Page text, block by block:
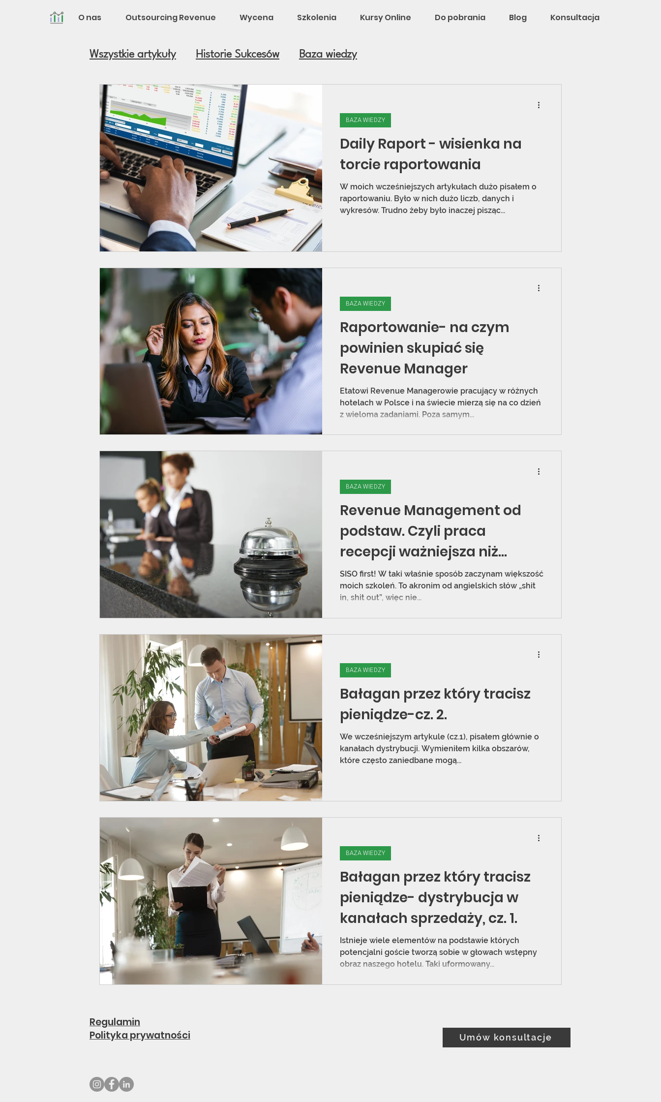
O nas Outsourcing Revenue Wycena Szkolenia Kursy Online Do pobrania Blog Konsultacja
Wszystkie artykuły Historie Sukcesów Baza wiedzy
Daily Raport - wisienka na
torcie raportowania
W moich wcześniejszych artykułach dużo pisałem o
raportowaniu. Było w nich dużo liczb, danych i
wykresów. Trudno żeby było inaczej pisząc...
BAZA WIEDZY
Raportowanie- na czym
powinien skupiać się
Revenue Manager
Etatowi Revenue Managerowie pracujący w różnych
hotelach w Polsce i na świecie mierzą się na co dzień
z wieloma zadaniami. Poza samym...
BAZA WIEDZY
Revenue Management od
podstaw. Czyli praca
recepcji ważniejsza niż
myślisz
SISO first! W taki właśnie sposób zaczynam większość
moich szkoleń. To akronim od angielskich słów „shit
in, shit out”, więc nie...
BAZA WIEDZY
Bałagan przez który tracisz
pieniądze-cz. 2.
We wcześniejszym artykule (cz.1), pisałem głównie o
kanałach dystrybucji. Wymieniłem kilka obszarów,
które często zaniedbane mogą...
BAZA WIEDZY
Bałagan przez który tracisz
pieniądze- dystrybucja w
kanałach sprzedaży, cz. 1.
Istnieje wiele elementów na podstawie których
potencjalni goście tworzą sobie w głowach wstępny
obraz naszego hotelu. Taki uformowany...
BAZA WIEDZY
Regulamin
Polityka prywatności
Umów konsultacje